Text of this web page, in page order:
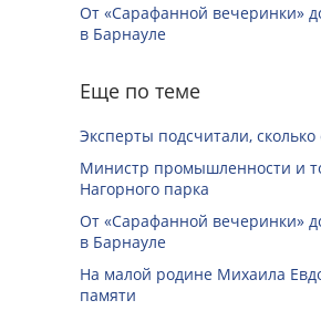
От «Сарафанной вечеринки»
в Барнауле
Еще по теме
Эксперты подсчитали,
Министр промышленности и
Нагорного парка
От «Сарафанной вечеринки»
в Барнауле
На малой родине Михаила
памяти